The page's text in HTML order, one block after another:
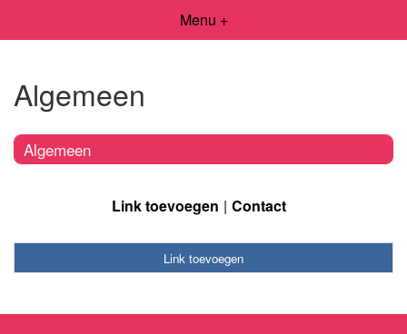
Menu +
Algemeen
Algemeen
Link toevoegen Contact
Link toevoegen